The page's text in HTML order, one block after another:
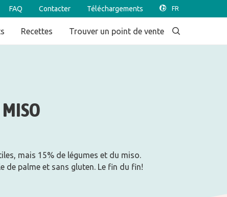
FAQ Contacter Téléchargements
Recettes Trouver un point de vente
mais 15% de légumes et du miso.
de palme et sans gluten. Le fin du fin!